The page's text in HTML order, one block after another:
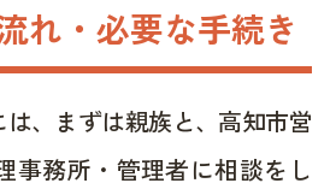
れ・必要な手続き
、まずは親族と、高知市営
事務所・管理者に相談をし